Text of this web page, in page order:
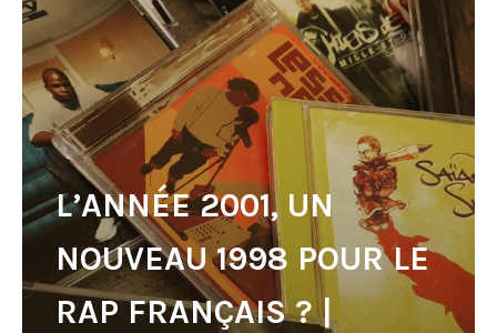
L’ANNÉE 2001, UN
NOUVEAU 1998 POUR LE
RAP FRANÇAIS ? |